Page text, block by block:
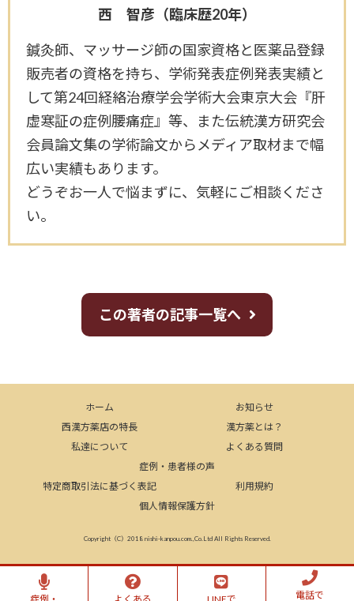
西 智彦（臨床歴20年）
鍼灸師、マッサージ師の国家資格と医薬品登録
販売者の資格を持ち、学術発表症例発表実績と
して第24回経絡治療学会学術大会東京大会『肝
虚寒証の症例腰痛症』等、また伝統漢方研究会
会員論文集の学術論文からメディア取材まで幅
広い実績もあります。
どうぞお一人で悩まずに、気軽にご相談くださ
い。
この著者の記事一覧へ
ホーム
お知らせ
西漢方薬店の特長
漢方薬とは？
私達について
よくある質問
症例・患者様の声
特定商取引法に基づく表記
利用規約
個人情報保護方針
Copyright（C）2018 nishi-kanpou.com.,Co.Ltd All Rights Reserved.
症例・ よくある LINEで
電話で